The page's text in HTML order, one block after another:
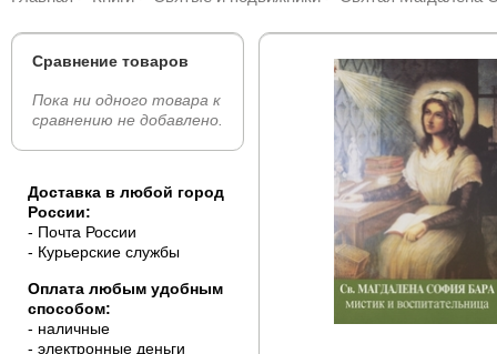
Сравнение товаров
Пока ни одного товара к
сравнению не добавлено.
Доставка в любой город
России:
- Почта России
- Курьерские службы
Оплата любым удобным
способом:
- наличные
- электронные деньги